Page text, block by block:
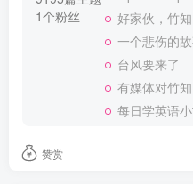
1个粉丝
好家伙，竹知了
一个悲伤的
台风要来了
有媒体对竹
每日学英语
赞赏